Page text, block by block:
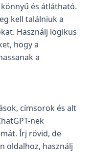
és átlátható.
kell találniuk a
Használj logikus
hogy a
a
címsorok és alt
nek
Írj rövid, de
oldalhoz, használj